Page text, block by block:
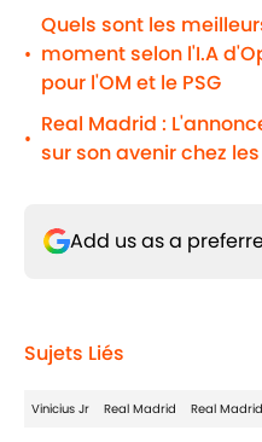
•
Quels sont les
moment selon l'I.A
pour l'OM et le PSG
•
Real Madrid :
sur son avenir chez
Add us as a
Sujets Liés
Vinicius Jr Real Madrid Real